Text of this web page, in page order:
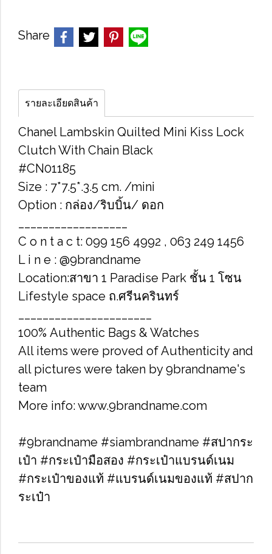
Share
รายละเอียดสินค้า
Chanel Lambskin Quilted Mini Kiss Lock
Clutch With Chain Black
#CN01185
Size : 7*7.5*.3.5 cm. /mini
Option : กล่อง/ริบบิ้น/ ดอก
C o n t a c t: 099 156 4992 , 063 249 1456
L i n e : @9brandname
Location:สาขา 1 Paradise Park ชั้น 1 โซน
Lifestyle space ถ.ศรีนครินทร์
100% Authentic Bags & Watches
All items were proved of Authenticity and
all pictures were taken by 9brandname's
team
More info: www.9brandname.com
#9brandname #siambrandname #สปากระ
เป๋า #กระเป๋ามือสอง #กระเป๋าแบรนด์เนม
#กระเป๋าของแท้ #แบรนด์เนมของแท้ #สปาก
ระเป๋า